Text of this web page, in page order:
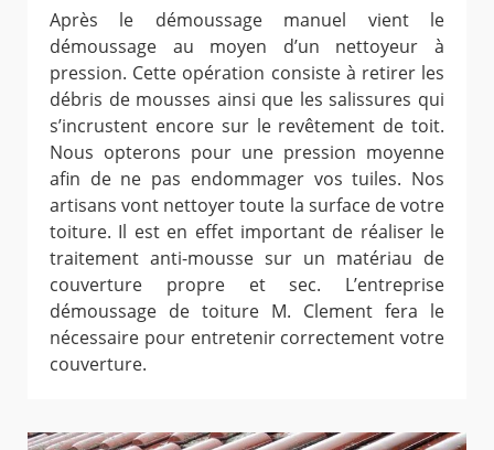
Après le démoussage manuel vient le
démoussage au moyen d’un nettoyeur à
pression. Cette opération consiste à retirer les
débris de mousses ainsi que les salissures qui
s’incrustent encore sur le revêtement de toit.
Nous opterons pour une pression moyenne
afin de ne pas endommager vos tuiles. Nos
artisans vont nettoyer toute la surface de votre
toiture. Il est en effet important de réaliser le
traitement anti-mousse sur un matériau de
couverture propre et sec. L’entreprise
démoussage de toiture M. Clement fera le
nécessaire pour entretenir correctement votre
couverture.